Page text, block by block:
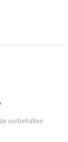
vorbehalten